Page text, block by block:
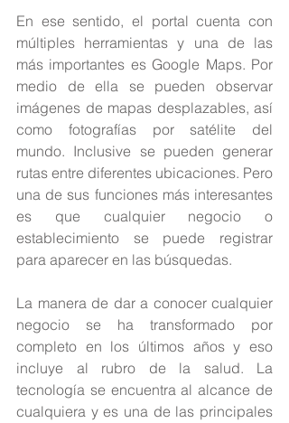
En ese sentido, el portal cuenta con
múltiples herramientas y una de las
más importantes es Google Maps. Por
medio de ella se pueden observar
imágenes de mapas desplazables, así
como fotografías por satélite del
mundo. Inclusive se pueden generar
rutas entre diferentes ubicaciones. Pero
una de sus funciones más interesantes
es que cualquier negocio o
establecimiento se puede registrar
para aparecer en las búsquedas.
La manera de dar a conocer cualquier
negocio se ha transformado por
completo en los últimos años y eso
incluye al rubro de la salud. La
tecnología se encuentra al alcance de
cualquiera y es una de las principales